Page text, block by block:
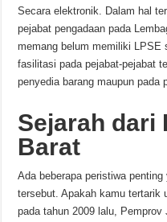
Secara elektronik. Dalam hal
pejabat pengadaan pada
memang belum memiliki LPSE
fasilitasi pada pejabat-pejabat
penyedia barang maupun pada
Sejarah dari
Barat
Ada beberapa peristiwa
tersebut. Apakah kamu tertarik
pada tahun 2009 lalu,